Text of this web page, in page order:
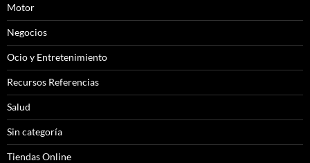
Motor
Negocios
Ocio y Entretenimiento
Recursos Referencias
Salud
Sin categoría
Tiendas Online